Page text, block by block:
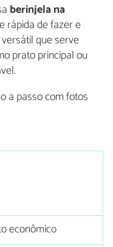
berinjela na
rápida de fazer e
que serve
prato principal ou
a passo com fotos
econômico